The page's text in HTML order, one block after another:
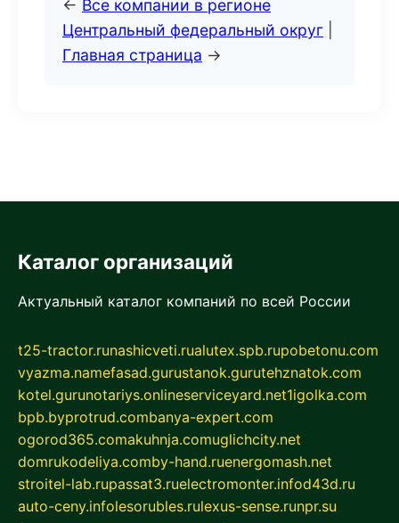
← Все компании в регионе
Центральный федеральный округ
Главная страница →
Каталог организаций
Актуальный каталог компаний по всей России
t25-tractor.runashicveti.rualutex.spb.rupobetonu.com
vyazma.namefasad.gurustanok.gurutehznatok.com
kotel.gurunotariys.onlineserviceyard.net1igolka.com
bpb.byprotrud.combanya-expert.com
ogorod365.comakuhnja.comuglichcity.net
domrukodeliya.comby-hand.ruenergomash.net
stroitel-lab.rupassat3.ruelectromonter.infod43d.ru
auto-ceny.infolesorubles.rulexus-sense.runpr.su